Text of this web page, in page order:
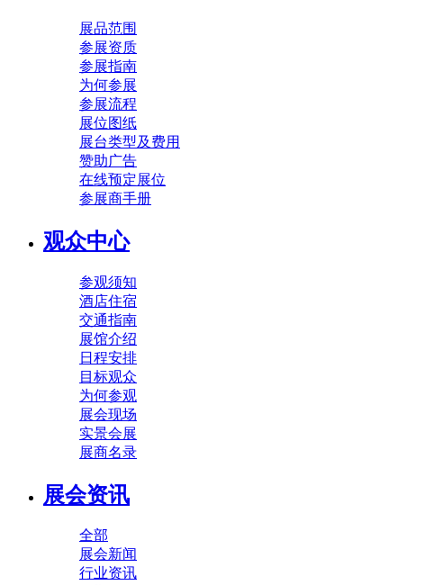
展品范围
参展资质
参展指南
为何参展
参展流程
展位图纸
展台类型及费用
赞助广告
在线预定展位
参展商手册
观众中心
参观须知
酒店住宿
交通指南
展馆介绍
日程安排
目标观众
为何参观
展会现场
实景会展
展商名录
展会资讯
全部
展会新闻
行业资讯